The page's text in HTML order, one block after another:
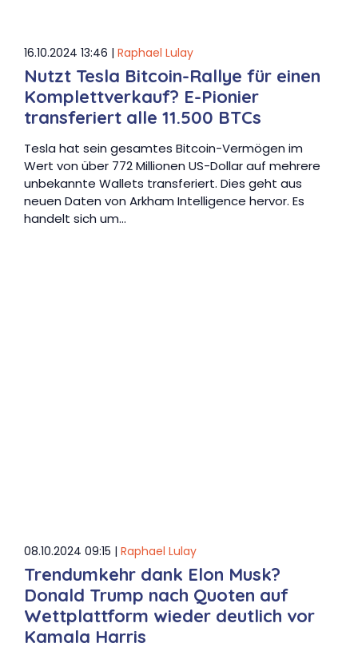
16.10.2024 13:46 | Raphael Lulay
Nutzt Tesla Bitcoin-Rallye für einen
Komplettverkauf? E-Pionier
transferiert alle 11.500 BTCs
Tesla hat sein gesamtes Bitcoin-Vermögen im
Wert von über 772 Millionen US-Dollar auf mehrere
unbekannte Wallets transferiert. Dies geht aus
neuen Daten von Arkham Intelligence hervor. Es
handelt sich um…
08.10.2024 09:15 | Raphael Lulay
Trendumkehr dank Elon Musk?
Donald Trump nach Quoten auf
Wettplattform wieder deutlich vor
Kamala Harris